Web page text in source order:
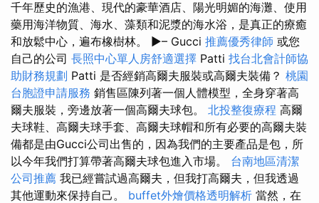
千年歷史的漁港、現代的豪華酒店、陽光明媚的海灘、使用
藥用海洋物質、海水、藻類和泥漿的海水浴，是真正的療癒
和放鬆中心，遍布橡樹林。 ►– Gucci 推薦優秀律師 或您
自己的公司 長照中心單人房舒適選擇 Patti 找台北會計師協
助財務規劃 Patti 是否經銷高爾夫服裝或高爾夫裝備？ 桃園
台胞證申請服務 銷售區陳列著一個人體模型，全身穿著高
爾夫服裝，旁邊放著一個高爾夫球包。 北投整復療程 高爾
夫球鞋、高爾夫球手套、高爾夫球帽和所有必要的高爾夫裝
備都是由Gucci公司出售的，因為我們的主要產品是包，所
以今年我們打算帶著高爾夫球包進入市場。 台南地區清潔
公司推薦 我已經嘗試過高爾夫，但我打高爾夫，但我透過
其他運動來保持自己。 buffet外燴價格透明解析 當然，在